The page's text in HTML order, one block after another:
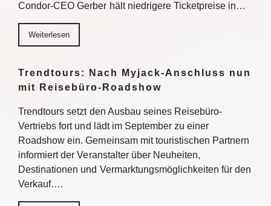
Condor-CEO Gerber hält niedrigere Ticketpreise in…
Weiterlesen
Trendtours: Nach Myjack-Anschluss nun
mit Reisebüro-Roadshow
Trendtours setzt den Ausbau seines Reisebüro-
Vertriebs fort und lädt im September zu einer
Roadshow ein. Gemeinsam mit touristischen Partnern
informiert der Veranstalter über Neuheiten,
Destinationen und Vermarktungsmöglichkeiten für den
Verkauf….